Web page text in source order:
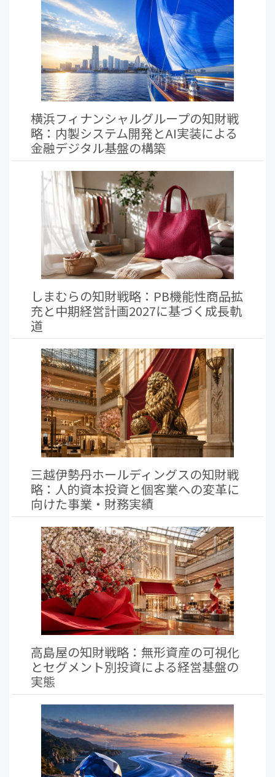
横浜フィナンシャルグループの知財戦
略：内製システム開発とAI実装による
金融デジタル基盤の構築
しまむらの知財戦略：PB機能性商品拡
充と中期経営計画2027に基づく成長軌
道
三越伊勢丹ホールディングスの知財戦
略：人的資本投資と個客業への変革に
向けた事業・財務実績
高島屋の知財戦略：無形資産の可視化
とセグメント別投資による経営基盤の
実態